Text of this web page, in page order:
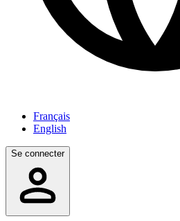
Français
English
Se connecter